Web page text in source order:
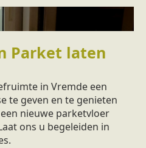
Parket laten
in Vremde een
te geven en te genieten
nieuwe parketvloer
ons u begeleiden in